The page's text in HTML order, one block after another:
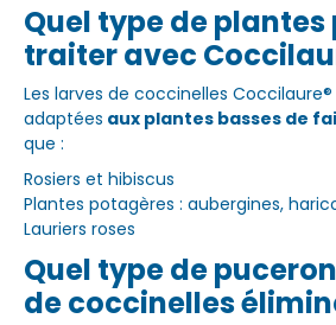
Quel type de
traiter avec
Les larves de coccinelles
adaptées aux plantes basses de
que :
Rosiers et hibiscus
Plantes potagères : aubergines,
Lauriers roses
Quel type de
de coccinelles